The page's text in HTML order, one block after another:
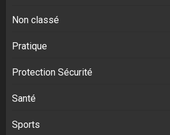
Non classé
Pratique
Protection Sécurité
Santé
Sports